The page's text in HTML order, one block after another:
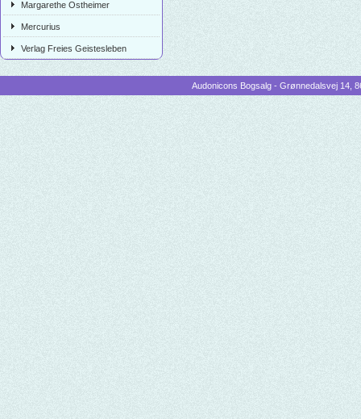
Margarethe Ostheimer
Mercurius
Verlag Freies Geistesleben
Audonicons Bogsalg - Grønnedalsvej 14,